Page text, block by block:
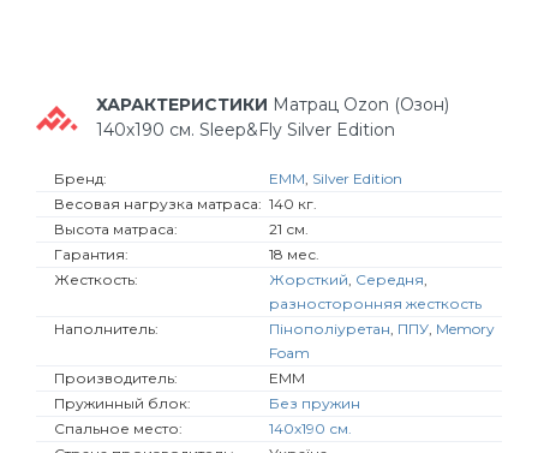
ХАРАКТЕРИСТИКИ Матрац Ozon (Озон)
140х190 см. Sleep&Fly Silver Edition
Бренд: ЕММ, Silver Edition
Весовая нагрузка матраса: 140 кг.
Высота матраса:
21 см.
Гарантия:
18 мес.
Жесткость:
Жорсткий, Середня,
разносторонняя жесткость
Наполнитель:
Пінополіуретан, ППУ, Memory
Foam
Производитель:
ЕММ
Пружинный блок:
Без пружин
Спальное место:
140х190 см.